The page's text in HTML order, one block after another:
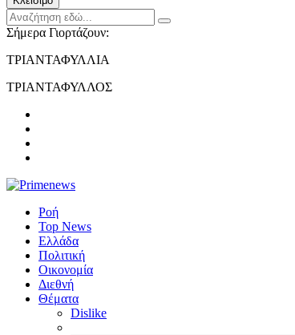
Σήμερα Γιορτάζουν:
ΤΡΙΑΝΤΑΦΥΛΛΙΑ
ΤΡΙΑΝΤΑΦΥΛΛΟΣ
Ροή
Top News
Ελλάδα
Πολιτική
Οικονομία
Διεθνή
Θέματα
Dislike